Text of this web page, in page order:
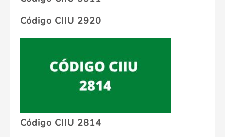
Código CIIU 2920
Código CIIU 2814